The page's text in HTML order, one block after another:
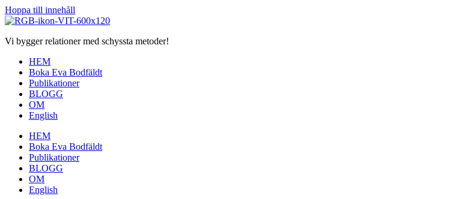
Hoppa till innehåll
Vi bygger relationer med schyssta metoder!
HEM
Boka Eva Bodfäldt
Publikationer
BLOGG
OM
English
HEM
Boka Eva Bodfäldt
Publikationer
BLOGG
OM
English